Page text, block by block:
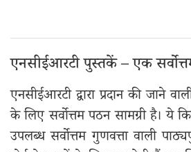
एनसीईआरटी पुस्तकें – एक
एनसीईआरटी द्वारा प्रदान की जाने
के लिए सर्वोत्तम पठन सामग्री है। ये
उपलब्ध सर्वोत्तम गुणवत्ता वाली